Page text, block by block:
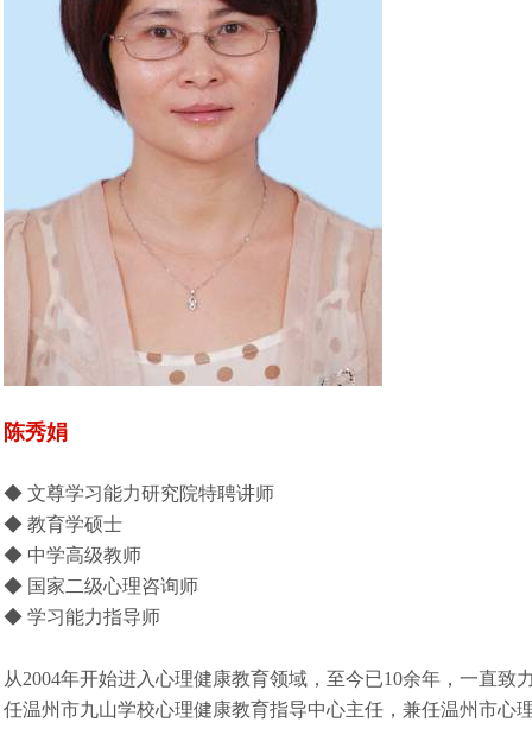
陈秀娟
◆ 文尊学习能力研究院特聘讲师
◆ 教育学硕士
◆ 中学高级教师
◆ 国家二级心理咨询师
◆ 学习能力指导师
从2004年开始进入心理健康教育领域，至今已10余年，一直致
任温州市九山学校心理健康教育指导中心主任，兼任温州市心